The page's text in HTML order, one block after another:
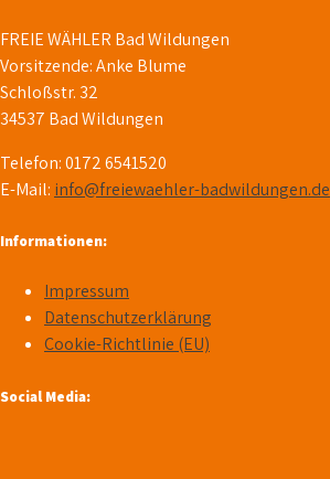
FREIE WÄHLER Bad Wildungen
Vorsitzende: Anke Blume
Schloßstr. 32
34537 Bad Wildungen
Telefon: 0172 6541520
E-Mail: info@freiewaehler-badwildungen.de
Informationen:
Impressum
Datenschutzerklärung
Cookie-Richtlinie (EU)
Social Media: